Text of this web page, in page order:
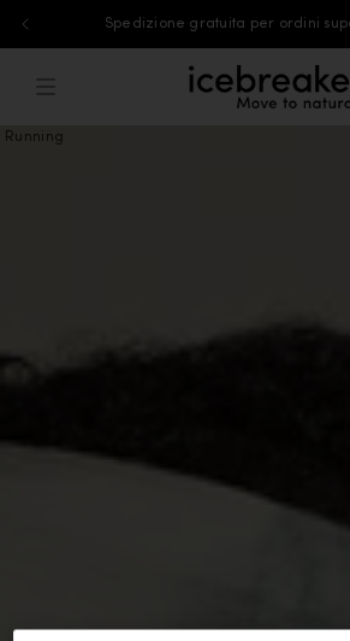
Vai al contenutoSpedizione gratuita per ordini
icebreaker®, vai
Running